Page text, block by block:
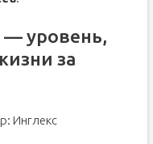
— уровень,
за
Инглекс